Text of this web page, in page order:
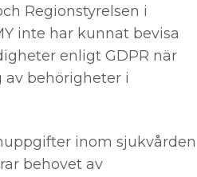
Regionstyrelsen i
inte har kunnat bevisa
enligt GDPR när
behörigheter i
inom sjukvården
behovet av